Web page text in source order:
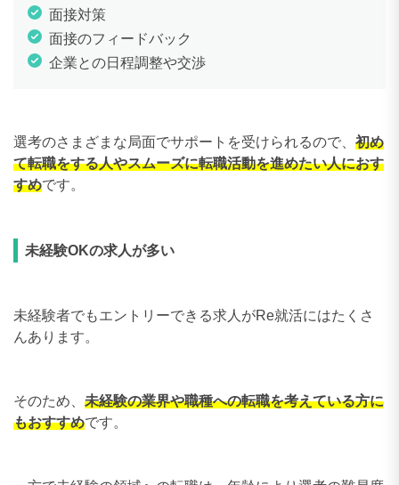
面接対策
面接のフィードバック
企業との日程調整や交渉
選考のさまざまな局面でサポートを受けられるので、 初め
て転職をする人やスムーズに転職活動を進めたい人におす
すめです。
未経験OKの求人が多い
未経験者でもエントリーできる求人がRe就活にはたくさ
んあります。
そのため、 未経験の業界や職種への転職を考えている方に
もおすすめです。